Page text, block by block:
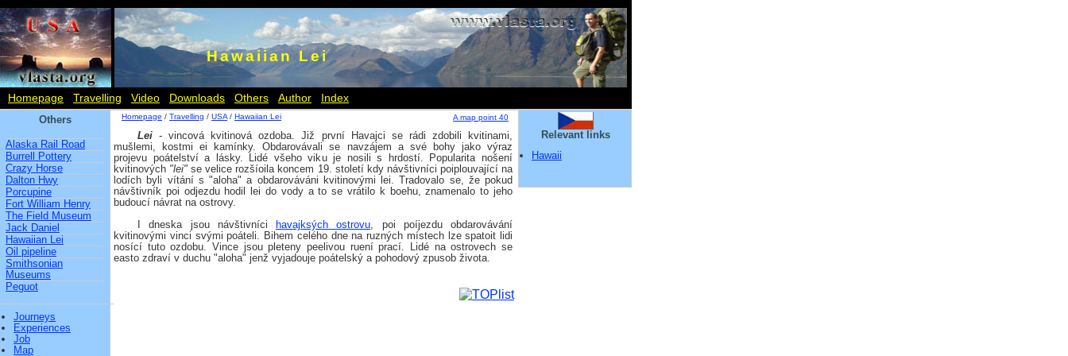
Hawaiian Lei
Homepage Travelling Video Downloads Others Author Index
Others
Alaska Rail Road
Burrell Pottery
Crazy Horse
Dalton Hwy
Porcupine
Fort William Henry
The Field Museum
Jack Daniel
Hawaiian Lei
Oil pipeline
Smithsonian
Museums
Peguot
Journeys
Experiences
Job
Map
Relevant links
Hawaii
Homepage / Travelling / USA / Hawaiian Lei A map point 40
Lei - vincová kvitinová ozdoba. Již první Havajci se rádi zdobili kvitinami,
mušlemi, kostmi ei kamínky. Obdarovávali se navzájem a své bohy jako výraz
projevu poátelství a lásky. Lidé všeho viku je nosili s hrdostí. Popularita nošení
kvitinových "lei" se velice rozšíoila koncem 19. století kdy návštivníci poiplouvající na
lodích byli vítání s "aloha" a obdarováváni kvitinovými lei. Tradovalo se, že pokud
návštivník poi odjezdu hodil lei do vody a to se vrátilo k boehu, znamenalo to jeho
budoucí návrat na ostrovy.
I dneska jsou návštivníci
havajksých ostrovu, poi poíjezdu obdarovávání
kvitinovými vinci svými poáteli. Bihem celého dne na ruzných místech lze spatoit lidi
nosící tuto ozdobu. Vince jsou pleteny peelivou ruení prací. Lidé na ostrovech se
easto zdraví v duchu "aloha" jenž vyjadouje poátelský a pohodový zpusob života.